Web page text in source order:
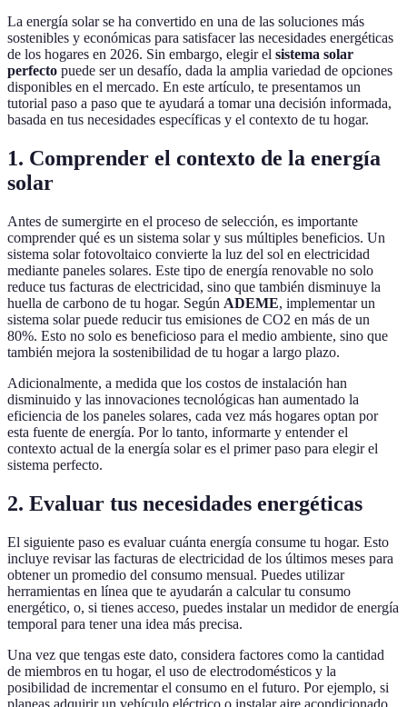
La energía solar se ha convertido en una de las soluciones más
sostenibles y económicas para satisfacer las necesidades energéticas
de los hogares en 2026. Sin embargo, elegir el sistema solar
perfecto puede ser un desafío, dada la amplia variedad de opciones
disponibles en el mercado. En este artículo, te presentamos un
tutorial paso a paso que te ayudará a tomar una decisión informada,
basada en tus necesidades específicas y el contexto de tu hogar.
1. Comprender el contexto de la energía
solar
Antes de sumergirte en el proceso de selección, es importante
comprender qué es un sistema solar y sus múltiples beneficios. Un
sistema solar fotovoltaico convierte la luz del sol en electricidad
mediante paneles solares. Este tipo de energía renovable no solo
reduce tus facturas de electricidad, sino que también disminuye la
huella de carbono de tu hogar. Según ADEME, implementar un
sistema solar puede reducir tus emisiones de CO2 en más de un
80%. Esto no solo es beneficioso para el medio ambiente, sino que
también mejora la sostenibilidad de tu hogar a largo plazo.
Adicionalmente, a medida que los costos de instalación han
disminuido y las innovaciones tecnológicas han aumentado la
eficiencia de los paneles solares, cada vez más hogares optan por
esta fuente de energía. Por lo tanto, informarte y entender el
contexto actual de la energía solar es el primer paso para elegir el
sistema perfecto.
2. Evaluar tus necesidades energéticas
El siguiente paso es evaluar cuánta energía consume tu hogar. Esto
incluye revisar las facturas de electricidad de los últimos meses para
obtener un promedio del consumo mensual. Puedes utilizar
herramientas en línea que te ayudarán a calcular tu consumo
energético, o, si tienes acceso, puedes instalar un medidor de energía
temporal para tener una idea más precisa.
Una vez que tengas este dato, considera factores como la cantidad
de miembros en tu hogar, el uso de electrodomésticos y la
posibilidad de incrementar el consumo en el futuro. Por ejemplo, si
planeas adquirir un vehículo eléctrico o instalar aire acondicionado,